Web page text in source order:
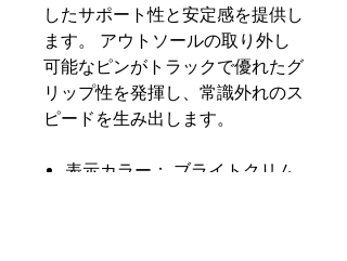
したサポート性と安定感を提供し
ます。 アウトソールの取り外し
可能なピンがトラックで優れたグ
リップ性を発揮し、常識外れのス
ピードを生み出します。
表示カラー： ブライトクリム